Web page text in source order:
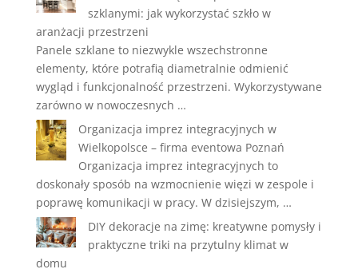
szklanymi: jak wykorzystać szkło w
aranżacji przestrzeni
Panele szklane to niezwykle wszechstronne
elementy, które potrafią diametralnie odmienić
wygląd i funkcjonalność przestrzeni. Wykorzystywane
zarówno w nowoczesnych …
Organizacja imprez integracyjnych w
Wielkopolsce – firma eventowa Poznań
Organizacja imprez integracyjnych to
doskonały sposób na wzmocnienie więzi w zespole i
poprawę komunikacji w pracy. W dzisiejszym, …
DIY dekoracje na zimę: kreatywne pomysły i
praktyczne triki na przytulny klimat w
domu